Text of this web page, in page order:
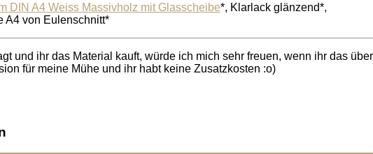
DIN A4 Weiss Massivholz mit Glasscheibe*, Klarlack glänzend*,
A4 von Eulenschnitt*
und ihr das Material kauft, würde ich mich sehr freuen, wenn ihr das über
für meine Mühe und ihr habt keine Zusatzkosten :o)